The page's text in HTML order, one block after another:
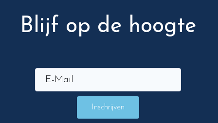
Blijf op de hoogte
Inschrijven